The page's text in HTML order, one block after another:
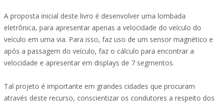
A proposta inicial deste livro é desenvolver uma lombada
eletrônica, para apresentar apenas a velocidade do veículo do
veículo em uma via. Para isso, faz uso de um sensor magnético e
após a passagem do veículo, faz o cálculo para encontrar a
velocidade e apresentar em displays de 7 segmentos.
Tal projeto é importante em grandes cidades que procuram
através deste recurso, conscientizar os condutores a respeito dos